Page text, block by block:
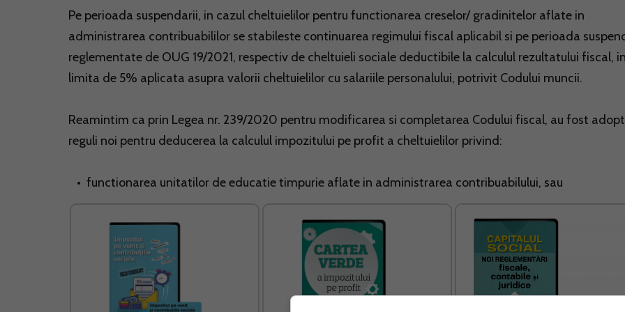
Pe perioada suspendarii, in cazul cheltuielilor pentru functionarea creselor/ gradinitelor aflate in
administrarea contribuabililor se stabileste continuarea regimului fiscal aplicabil si pe perioada
reglementate de OUG 19/2021, respectiv de cheltuieli sociale deductibile la calculul rezultatului fiscal, in
limita de 5% aplicata asupra valorii cheltuielilor cu salariile personalului, potrivit Codului muncii.
Reamintim ca prin Legea nr. 239/2020 pentru modificarea si completarea Codului fiscal, au fost
reguli noi pentru deducerea la calculul impozitului pe profit a cheltuielilor privind:
• functionarea unitatilor de educatie timpurie aflate in administrarea contribuabilului, sau